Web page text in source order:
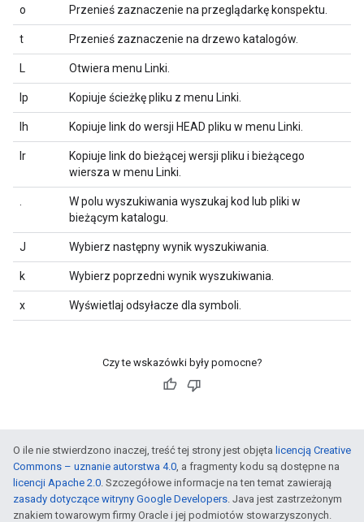
o Przenieś zaznaczenie na przeglądarkę konspektu.
t Przenieś zaznaczenie na drzewo katalogów.
L Otwiera menu Linki.
lp Kopiuje ścieżkę pliku z menu Linki.
lh Kopiuje link do wersji HEAD pliku w menu Linki.
lr
Kopiuje link do bieżącej wersji pliku i bieżącego
wiersza w menu Linki.
W polu wyszukiwania wyszukaj kod lub pliki w
bieżącym katalogu.
J Wybierz następny wynik wyszukiwania.
k Wybierz poprzedni wynik wyszukiwania.
x Wyświetlaj odsyłacze dla symboli.
Czy te wskazówki były pomocne?
O ile nie stwierdzono inaczej, treść tej strony jest objęta licencją Creative
Commons – uznanie autorstwa 4.0, a fragmenty kodu są dostępne na
licencji Apache 2.0. Szczegółowe informacje na ten temat zawierają
zasady dotyczące witryny Google Developers. Java jest zastrzeżonym
znakiem towarowym firmy Oracle i jej podmiotów stowarzyszonych.